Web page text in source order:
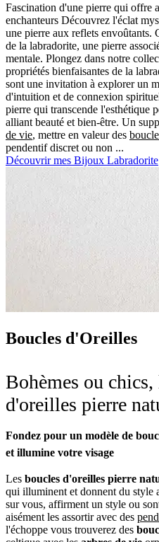
Fascination d'une pierre qui offre
enchanteurs Découvrez l'éclat
une pierre aux reflets envoûtants.
de la labradorite, une pierre
mentale. Plongez dans notre
propriétés bienfaisantes de la
sont une invitation à explorer un
d'intuition et de connexion
pierre qui transcende l'esthétique
alliant beauté et bien-être. Un
de vie, mettre en valeur des
pendentif discret ou non ...
Découvrir mes Bijoux Labradorite
Boucles d'Oreilles
Bohèmes ou chics,
d'oreilles pierre
Fondez pour un modèle de
et illumine votre visage
Les boucles d'oreilles pierre
qui illuminent et donnent du style
sur vous, affirment un style ou
aisément les assortir avec des
l'échoppe vous trouverez des